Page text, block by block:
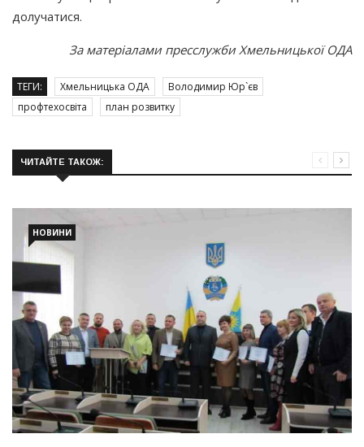
долучатися.
За матеріалами пресслужби Хмельницької ОДА
ТЕГИ: Хмельницька ОДА
Володимир Юр`єв
профтехосвіта
план розвитку
ЧИТАЙТЕ ТАКОЖ:
НОВИНИ